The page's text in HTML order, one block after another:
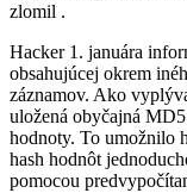
zlomil .
Hacker 1. januára
obsahujúcej okrem
záznamov. Ako
uložená obyčajná
hodnoty. To umožnilo
hash hodnôt
pomocou